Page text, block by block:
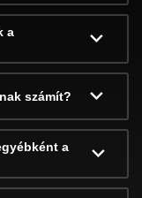
a
számít?
a